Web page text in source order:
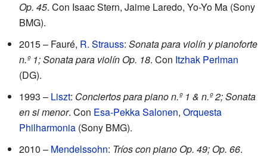
Op. 45. Con Isaac Stern, Jaime Laredo, Yo-Yo Ma (Sony
BMG).
2015 – Fauré, R. Strauss: Sonata para violín y pianoforte
n.º 1; Sonata para violín Op. 18. Con Itzhak Perlman
(DG).
1993 – Liszt: Conciertos para piano n.º 1 & n.º 2; Sonata
en si menor. Con Esa-Pekka Salonen, Orquesta
Philharmonia (Sony BMG).
2010 – Mendelssohn: Tríos con piano Op. 49; Op. 66.